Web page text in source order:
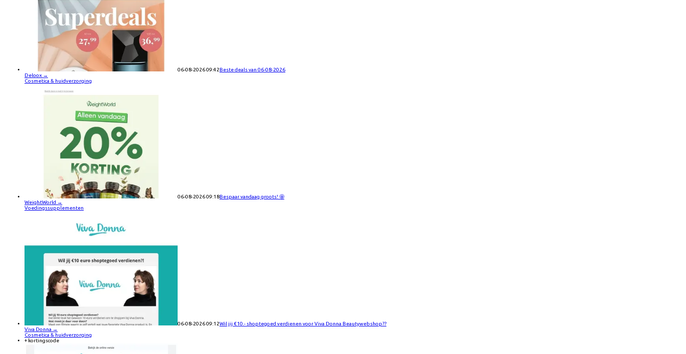
06-08-2026 09:42Beste deals van 06-08-2026
Deloox →
Cosmetica & huidverzorging
06-08-2026 09:18Bespaar vandaag groots! 🤩
WeightWorld →
Voedingssupplementen
06-08-2026 09:12Wil jij €10.- shoptegoed verdienen voor Viva Donna Beautywebshop??
Viva Donna →
Cosmetica & huidverzorging
+ kortingscode